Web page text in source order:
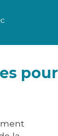
pour